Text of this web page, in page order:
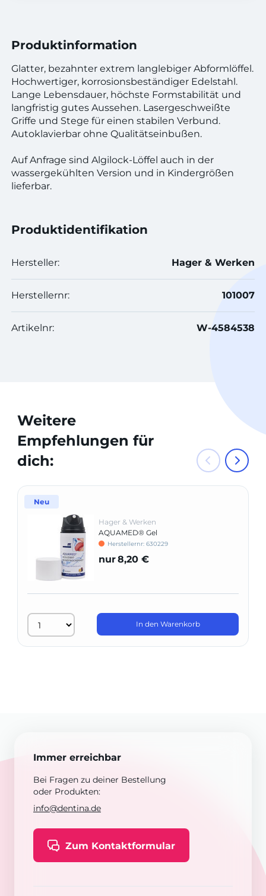
Produktinformation
Glatter, bezahnter extrem langlebiger Abformlöffel.
Hochwertiger, korrosionsbeständiger Edelstahl.
Lange Lebensdauer, höchste Formstabilität und
langfristig gutes Aussehen. Lasergeschweißte
Griffe und Stege für einen stabilen Verbund.
Autoklavierbar ohne Qualitätseinbußen.
Auf Anfrage sind Algilock-Löffel auch in der
wassergekühlten Version und in Kindergrößen
lieferbar.
Produktidentifikation
Hersteller: Hager & Werken
Herstellernr: 101007
Artikelnr: W-4584538
Weitere
Empfehlungen für
dich:
Neu
Hager & Werken
AQUAMED® Gel
Herstellernr: 630229
nur8,20 €
In den Warenkorb
Immer erreichbar
Bei Fragen zu deiner Bestellung
oder Produkten:
info@dentina.de
Zum Kontaktformular